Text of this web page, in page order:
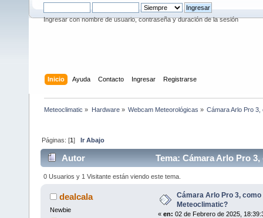
Ingresar con nombre de usuario, contraseña y duración de la sesión
Inicio Ayuda Contacto Ingresar Registrarse
Meteoclimatic » Hardware» Webcam Meteorológicas » Cámara Arlo Pro
Páginas: [1]Ir Abajo
Autor Tema: Cámara Arlo Pro
0 Usuarios y 1 Visitante están viendo este tema.
dealcala
Newbie
Cámara Arlo Pro 3,
Meteoclimatic?
« en: 02 de Febrero de 2025,